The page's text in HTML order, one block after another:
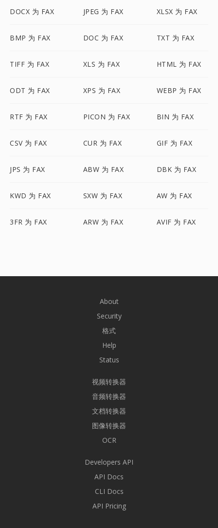
DOCX 为 FAX JPEG 为 FAX XLSX 为 FAX
BMP 为 FAX DOC 为 FAX TXT 为 FAX
TIFF 为 FAX XLS 为 FAX HTML 为 FAX
ODT 为 FAX XPS 为 FAX WEBP 为 FAX
RTF 为 FAX PICON 为 FAX BIN 为 FAX
CSV 为 FAX CUR 为 FAX GIF 为 FAX
JPS 为 FAX ABW 为 FAX DBK 为 FAX
KWD 为 FAX SXW 为 FAX AW 为 FAX
3FR 为 FAX ARW 为 FAX AVIF 为 FAX
About
Security
格式
Help
Status
视频转换器
音频转换器
文档转换器
图像转换器
OCR
Developers API
API Docs
CLI Docs
API Pricing